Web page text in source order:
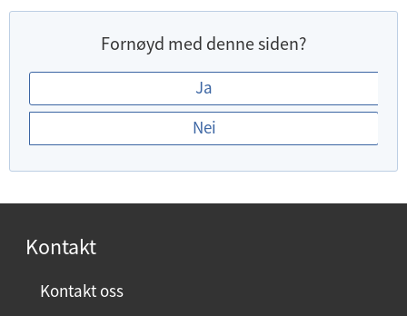
Fornøyd med denne siden?
E
r
o
r
n
Ja
Nei
Kontakt
Kontakt oss